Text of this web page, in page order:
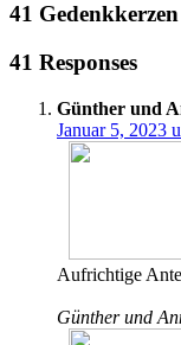
41 Gedenkkerzen
41 Responses
Günther und
Januar 5, 2023
Aufrichtige
Günther und